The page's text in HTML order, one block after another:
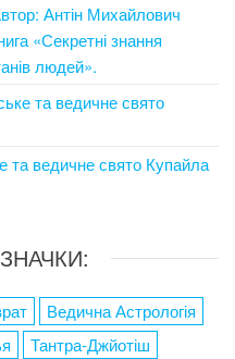
Антін Михайлович
«Секретні знання
людей».
та ведичне свято
та ведичне свято Купайла
Ведична Астрологія
Тантра-Джйотіш